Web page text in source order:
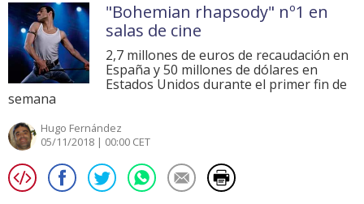
"Bohemian rhapsody" nº1 en
salas de cine
2,7 millones de euros de recaudación en
España y 50 millones de dólares en
Estados Unidos durante el primer fin de
semana
Hugo Fernández
05/11/2018 | 00:00 CET